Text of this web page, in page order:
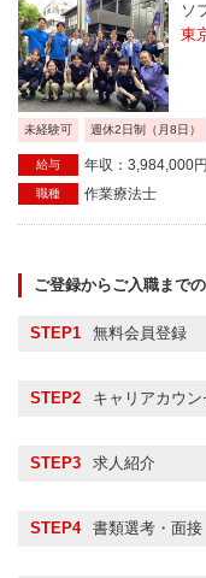
ソ
東
未経験可 週休2日制（月8日）
給与 年収：3,984,000
職種 作業療法士
ご登録からご入職まで
STEP1 無料会員登録
STEP2 キャリアカウ
STEP3 求人紹介
STEP4 書類選考・面接